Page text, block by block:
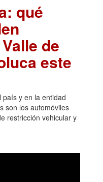
qué
de
este
país y en la entidad
son los automóviles
restricción vehicular y